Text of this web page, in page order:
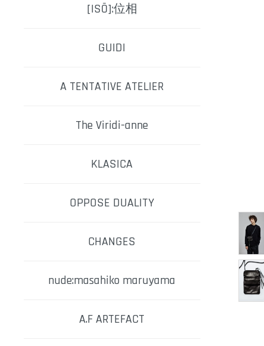
[ISŌ]:位相
GUIDI
A TENTATIVE ATELIER
The Viridi-anne
KLASICA
OPPOSE DUALITY
CHANGES
nude:masahiko maruyama
A.F ARTEFACT